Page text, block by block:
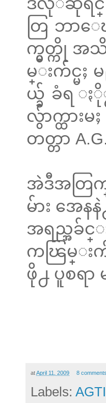
တြ ဘာ
က္မွတ္ကို အ
မ္းက်င္မႈ
ယ္ခ် ခံရ
လွ်ာက္ထား
တတ္တာ
အဲဒီအတြက္
မ်ား အေန
အရည္အခ်င္
ကၽြမ္းက်
ဖို႕ ပူစရ
atApril 11, 2009 8
Labels: AGTI